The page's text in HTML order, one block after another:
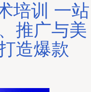
培训 一站
推广与美
造爆款